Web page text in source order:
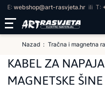
E: webshop@art-rasvjeta.hr ili T:
Nazad Tračna i magnetna
KABEL ZA
MAGNETSKE